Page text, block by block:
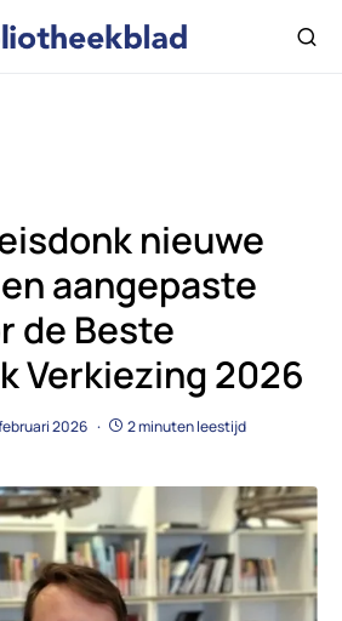
nieuwe
aangepaste
de Beste
Verkiezing 2026
2026 2 minuten leestijd